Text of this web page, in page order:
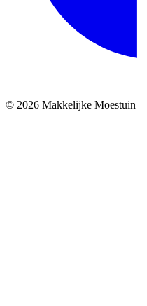
© 2026 Makkelijke Moestuin